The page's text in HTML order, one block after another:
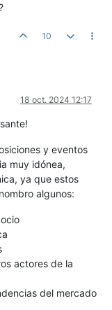
10
18 oct. 2024 12:17
y eventos
muy idónea,
ya que estos
algunos:
actores de la
del mercado